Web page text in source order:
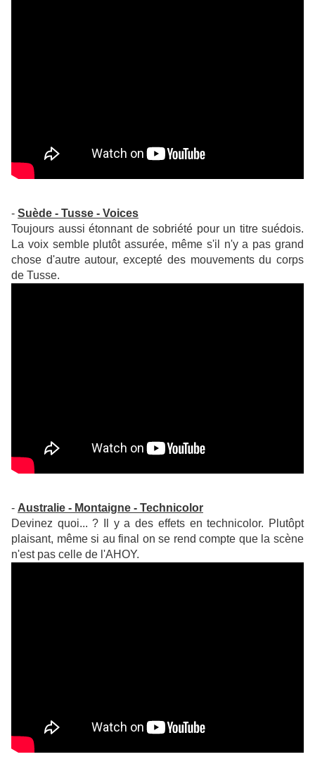
- Suède - Tusse - Voices
Toujours aussi étonnant de sobriété pour un titre suédois.
La voix semble plutôt assurée, même s'il n'y a pas grand
chose d'autre autour, excepté des mouvements du corps
de Tusse.
- Australie - Montaigne - Technicolor
Devinez quoi... ? Il y a des effets en technicolor. Plutôpt
plaisant, même si au final on se rend compte que la scène
n'est pas celle de l'AHOY.